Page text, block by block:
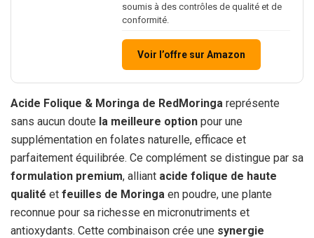
soumis à des contrôles de qualité et de
conformité.
Voir l’offre sur Amazon
Acide Folique & Moringa de RedMoringa représente
sans aucun doute la meilleure option pour une
supplémentation en folates naturelle, efficace et
parfaitement équilibrée. Ce complément se distingue par sa
formulation premium, alliant acide folique de haute
qualité et feuilles de Moringa en poudre, une plante
reconnue pour sa richesse en micronutriments et
antioxydants. Cette combinaison crée une synergie